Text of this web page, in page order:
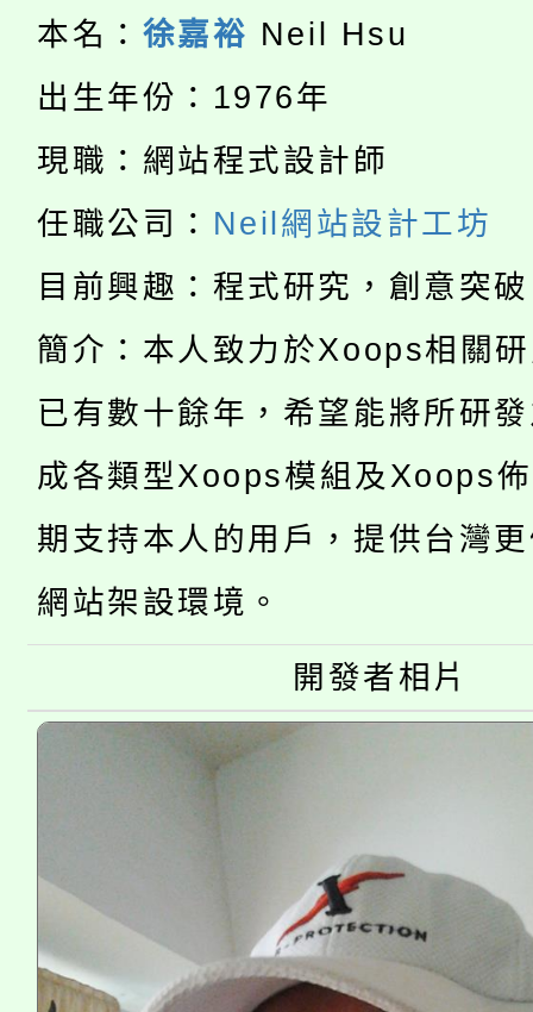
半價優惠，詳情可洽有
者。
份教師增能研習
大溪自造教育及科技中
份教師研習
淨零綠生活教案入校路
會
115年食農教育專業人
程
「本色祭」8/29、30在
場熱烈登場!
8/21下午1時於龍潭區
徵才活動。
局官網。
8月14至27日，桃園電
115年桃園市運動會8/
田徑場及游泳池舉行。
桃園市低收入戶享有免
視費優惠，中低收入戶
半價優惠，詳情可洽有
者。
大園自造教育及科技中
份教師增能研習
大溪自造教育及科技中
份教師研習
淨零綠生活教案入校路
115年食農教育專業人
本名： 徐嘉裕 Neil Hsu
出生年份：1976年
現職：網站程式設計師
任職公司： Neil網站設計工坊
目前興趣：程式研究，創意突
簡介：本人致力於Xoops相關
已有數十餘年，希望能將所研
成各類型Xoops模組及Xoops
期支持本人的用戶，提供台灣
網站架設環境。
開發者相片